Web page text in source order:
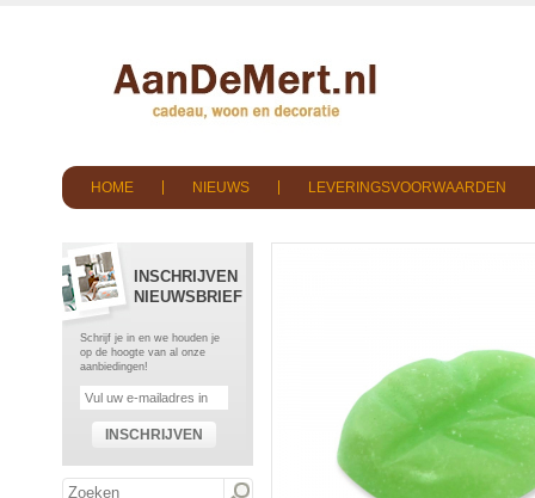
HOME NIEUWS LEVERINGSVOORWAARDEN
INSCHRIJVEN
NIEUWSBRIEF
Schrijf je in en we houden je
op de hoogte van al onze
aanbiedingen!
INSCHRIJVEN